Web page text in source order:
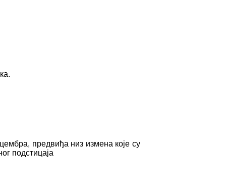
предвиђа низ измена које су
подстицаја